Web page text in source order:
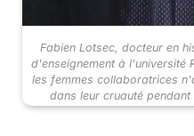
Fabien Lotsec, docteur en
d'enseignement à l'université
les femmes collaboratrices
dans leur cruauté pendant